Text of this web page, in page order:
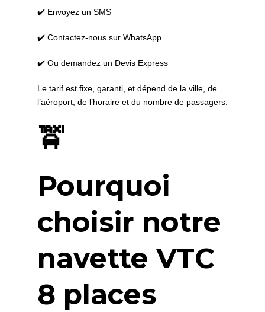
✔️ Envoyez un SMS
✔️ Contactez-nous sur WhatsApp
✔️ Ou demandez un Devis Express
Le tarif est fixe, garanti, et dépend de la ville, de
l’aéroport, de l’horaire et du nombre de passagers.
🚖
Pourquoi
choisir notre
navette VTC
8 places